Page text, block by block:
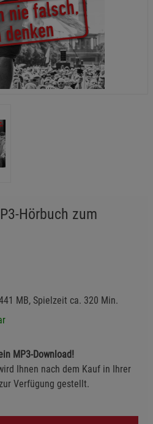
Hörbuch zum
MB, Spielzeit ca. 320 Min.
MP3-Download!
Ihnen nach dem Kauf in Ihrer
Verfügung gestellt.